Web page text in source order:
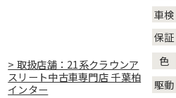
> 取扱店舗：21系クラウンア
スリート中古車専門店 千葉柏
インター
車検
保証
色
駆動